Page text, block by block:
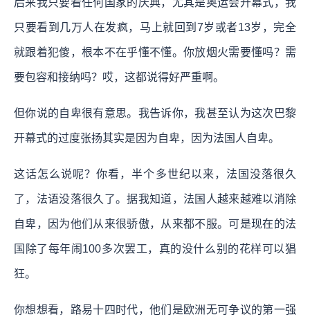
只要看到几万人在发疯，马上就回到7岁或者13岁，完全
就跟着犯傻，根本不在乎懂不懂。你放烟火需要懂吗？需
要包容和接纳吗？哎，这都说得好严重啊。
但你说的自卑很有意思。我告诉你，我甚至认为这次巴黎
开幕式的过度张扬其实是因为自卑，因为法国人自卑。
这话怎么说呢？你看，半个多世纪以来，法国没落很久
了，法语没落很久了。据我知道，法国人越来越难以消除
自卑，因为他们从来很骄傲，从来都不服。可是现在的法
国除了每年闹100多次罢工，真的没什么别的花样可以猖
狂。
你想想看， 路易十四时代，他们是欧洲无可争议的第一强